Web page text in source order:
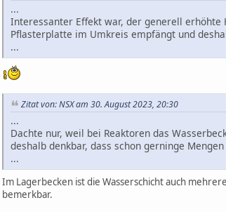
...
Interessanter Effekt war, der generell
Pflasterplatte im Umkreis empfängt und
...
Zitat von: NSX am 30. August 2023, 20:30
...
Dachte nur, weil bei Reaktoren das
deshalb denkbar, dass schon gerninge
...
Im Lagerbecken ist die Wasserschicht auch
bemerkbar.